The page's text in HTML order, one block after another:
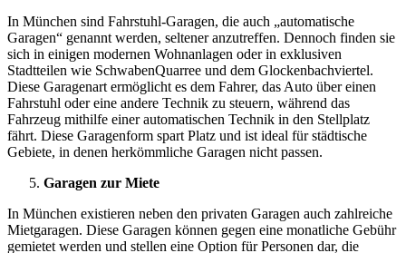
In München sind Fahrstuhl-Garagen, die auch „automatische
Garagen“ genannt werden, seltener anzutreffen. Dennoch finden sie
sich in einigen modernen Wohnanlagen oder in exklusiven
Stadtteilen wie SchwabenQuarree und dem Glockenbachviertel.
Diese Garagenart ermöglicht es dem Fahrer, das Auto über einen
Fahrstuhl oder eine andere Technik zu steuern, während das
Fahrzeug mithilfe einer automatischen Technik in den Stellplatz
fährt. Diese Garagenform spart Platz und ist ideal für städtische
Gebiete, in denen herkömmliche Garagen nicht passen.
Garagen zur Miete
In München existieren neben den privaten Garagen auch zahlreiche
Mietgaragen. Diese Garagen können gegen eine monatliche Gebühr
gemietet werden und stellen eine Option für Personen dar, die